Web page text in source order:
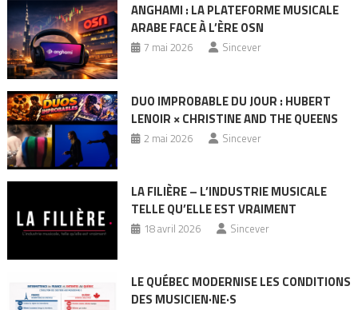
ANGHAMI : LA PLATEFORME MUSICALE
ARABE FACE À L’ÈRE OSN
7 mai 2026 Sincever
DUO IMPROBABLE DU JOUR : HUBERT
LENOIR × CHRISTINE AND THE QUEENS
2 mai 2026 Sincever
LA FILIÈRE – L’INDUSTRIE MUSICALE
TELLE QU’ELLE EST VRAIMENT
18 avril 2026 Sincever
LE QUÉBEC MODERNISE LES CONDITIONS
DES MUSICIEN·NE·S